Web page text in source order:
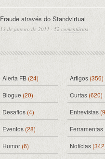
Fraude através do Standvirtual
13 de janeiro de 2011 · 52 comentários
Alerta FB (24) Artigos(356)
Blogue (20) Curtas(620)
Desafios(4) Entrevistas
Eventos (28) Ferramentas
Humor (6) Notícias